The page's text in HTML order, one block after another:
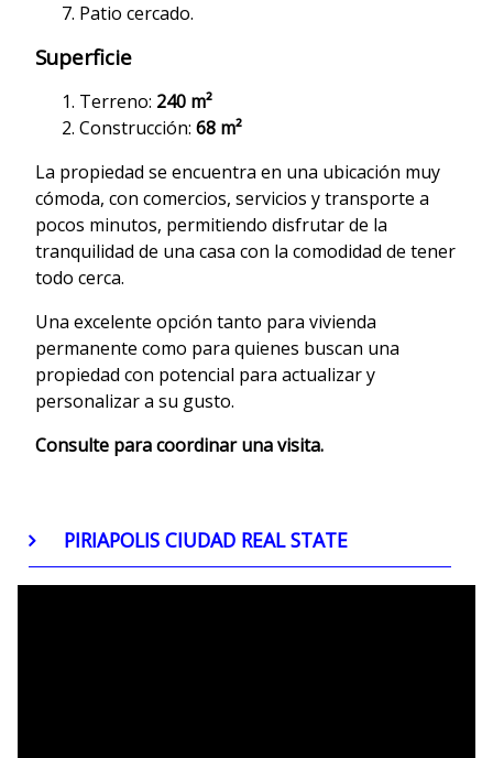
Patio cercado.
Superficie
Terreno: 240 m²
Construcción: 68 m²
La propiedad se encuentra en una ubicación muy
cómoda, con comercios, servicios y transporte a
pocos minutos, permitiendo disfrutar de la
tranquilidad de una casa con la comodidad de tener
todo cerca.
Una excelente opción tanto para vivienda
permanente como para quienes buscan una
propiedad con potencial para actualizar y
personalizar a su gusto.
Consulte para coordinar una visita.
PIRIAPOLIS CIUDAD REAL STATE